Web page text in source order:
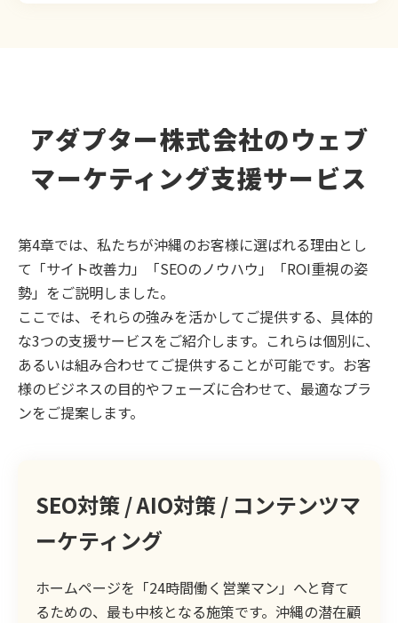
アダプター株式会社のウェブ
マーケティング支援サービス
第4章では、私たちが沖縄のお客様に選ばれる理由とし
て「サイト改善力」「SEOのノウハウ」「ROI重視の姿
勢」をご説明しました。
ここでは、それらの強みを活かしてご提供する、具体的
な3つの支援サービスをご紹介します。これらは個別に、
あるいは組み合わせてご提供することが可能です。お客
様のビジネスの目的やフェーズに合わせて、最適なプラ
ンをご提案します。
SEO対策 / AIO対策 / コンテンツマ
ーケティング
ホームページを「24時間働く営業マン」へと育て
るための、最も中核となる施策です。沖縄の潜在顧